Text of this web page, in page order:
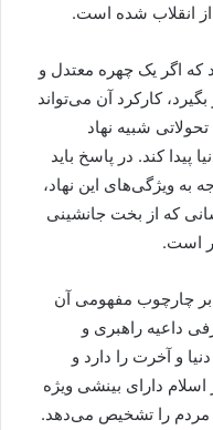
از انقلاب شده ‌است.
اگر یک چهره معتدل و
کارکرد آن می‌تواند
شبیه نهاد
کند. در پاسخ باید
به ویژگی‌های این نهاد،
که از بخت جانشینی
است.
بر چارچوب مفهومی آن
داعیه راهبری و
و آخرت را دارد و
دارای بینشی ویژه
مردم را تشخیص می‌دهد.